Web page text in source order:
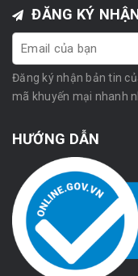
ĐĂNG KÝ
Đăng ký nhận bản tin
mã khuyến mại nhanh
HƯỚNG DẪN